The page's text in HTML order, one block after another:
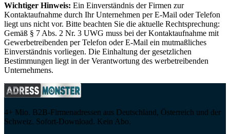
Wichtiger Hinweis: Ein Einverständnis der Firmen zur
Kontaktaufnahme durch Ihr Unternehmen per E-Mail oder Telefon
liegt uns nicht vor. Bitte beachten Sie die aktuelle Rechtsprechung:
Gemäß § 7 Abs. 2 Nr. 3 UWG muss bei der Kontaktaufnahme mit
Gewerbetreibenden per Telefon oder E-Mail ein mutmaßliches
Einverständnis vorliegen. Die Einhaltung der gesetzlichen
Bestimmungen liegt in der Verantwortung des werbetreibenden
Unternehmens.
4+ Mio. B2B-Firmenadressen aus Deutschland, Österreich und der
Schweiz. Sofort-Download. Kein Abo.